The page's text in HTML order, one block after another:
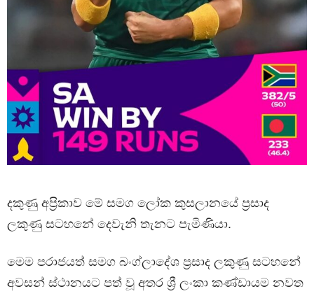
දකුණු අප්‍රිකාව මේ සමග ලෝක කුසලානයේ ප්‍රසාද
ලකුණු සටහනේ දෙවැනි තැනට පැමිණියා.
මෙම පරාජයත් සමග බංග්ලාදේශ ප්‍රසාද ලකුණු සටහනේ
අවසන් ස්ථානයට පත් වූ අතර ශ්‍රී ලංකා කණ්ඩායම නවත